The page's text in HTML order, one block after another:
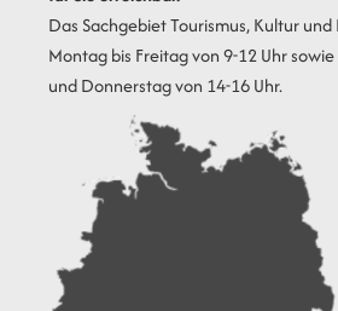
Das Sachgebiet Tourismus, Kultur
Montag bis Freitag von 9-12 Uhr
und Donnerstag von 14-16 Uhr.